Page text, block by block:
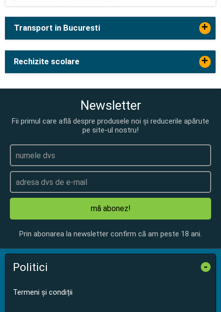
Transport in Bucuresti +
Rechizite scolare +
Newsletter
Fii primul care află despre produsele noi și reducerile apărute
pe site-ul nostru!
mă abonez!
Prin abonarea la newsletter confirm că am peste 18 ani.
Politici -
Termeni și condiții